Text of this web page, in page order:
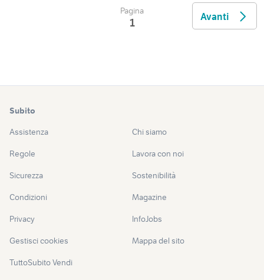
Pagina
1 Avanti
Subito
Assistenza
Regole
Sicurezza
Condizioni
Privacy
Gestisci cookies
TuttoSubito Vendi
Chi siamo
Lavora con noi
Sostenibilità
Magazine
InfoJobs
Mappa del sito